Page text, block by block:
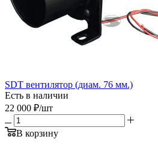
SDT вентилятор (диам. 76 мм.)
Есть в наличии
22 000 ₽/шт
В корзину